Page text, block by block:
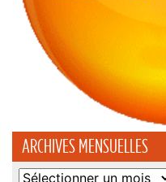
ARCHIVES MENSUELLES
Archives